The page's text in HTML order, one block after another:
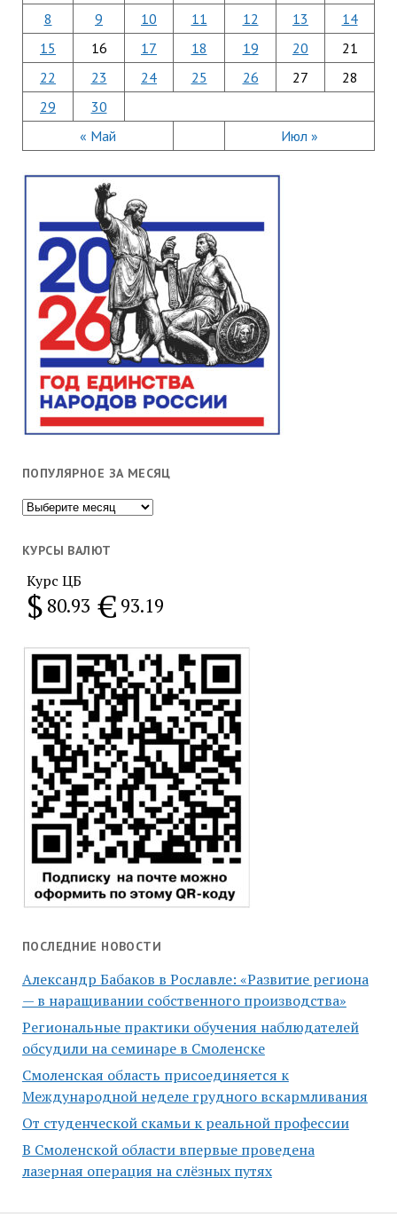
« Май Июл »
8
9 10 11 12 13
14
15
16 17 18 19 20
21
22
23 24 25 26 27
28
29
30
ПОПУЛЯРНОЕ ЗА МЕСЯЦ
Популярное
месяц
КУРСЫ ВАЛЮТ
Курс ЦБ
$ 80.93 € 93.19
ПОСЛЕДНИЕ НОВОСТИ
Александр Бабаков в Рославле: «Развитие региона
— в наращивании собственного производства»
Региональные практики обучения наблюдателей
обсудили на семинаре в Смоленске
Смоленская область присоединяется к
Международной неделе грудного вскармливания
От студенческой скамьи к реальной профессии
В Смоленской области впервые проведена
лазерная операция на слёзных путях